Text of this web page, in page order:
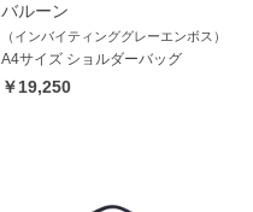
バルーン
（インバイティンググレーエンボス）
A4サイズ ショルダーバッグ
￥19,250